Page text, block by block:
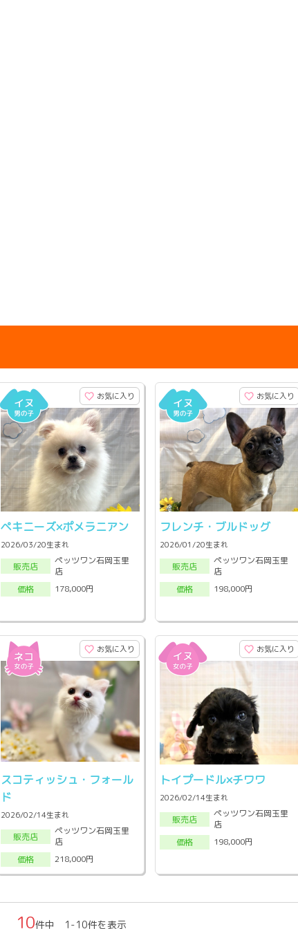
お気に入り
ペキニーズ×ポメラニアン
2026/03/20生まれ
販売店
ペッツワン石岡玉里
店
価格
178,000円
お気に入り
フレンチ・ブルドッグ
2026/01/20生まれ
販売店
ペッツワン石岡玉里
店
価格
198,000円
お気に入り
スコティッシュ・フォール
ド
2026/02/14生まれ
販売店
ペッツワン石岡玉里
店
価格
218,000円
お気に入り
トイプードル×チワワ
2026/02/14生まれ
販売店
ペッツワン石岡玉里
店
価格
198,000円
10件中 1-10件を表示